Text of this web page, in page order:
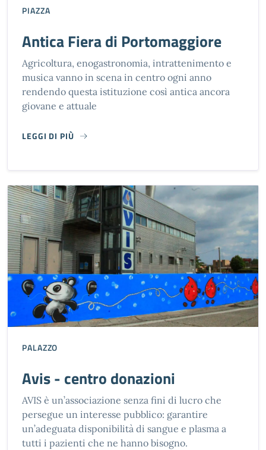
PIAZZA
Antica Fiera di Portomaggiore
Agricoltura, enogastronomia, intrattenimento e
musica vanno in scena in centro ogni anno
rendendo questa istituzione così antica ancora
giovane e attuale
LEGGI DI PIÙ
ANTICA FIERA DI PORTOMAGGIORE
PALAZZO
Avis - centro donazioni
AVIS è un’associazione senza fini di lucro che
persegue un interesse pubblico: garantire
un’adeguata disponibilità di sangue e plasma a
tutti i pazienti che ne hanno bisogno.